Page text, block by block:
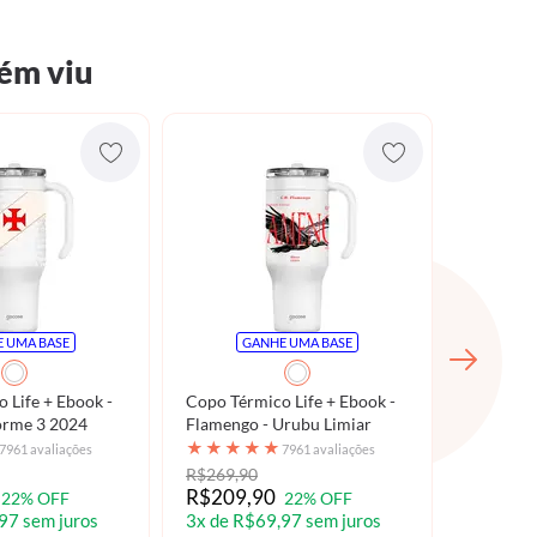
viu
UMA BASE
Life + Ebook -
3 2024
7961 avaliações
22% OFF
sem juros
GANHE UMA BASE
Copo Térmico Life + Ebook -
Flamengo - Urubu Limiar
★ ★ ★ ★ ★ 7961 avaliações
R$269,90
R$209,90 22% OFF
3x de R$69,97 sem juros